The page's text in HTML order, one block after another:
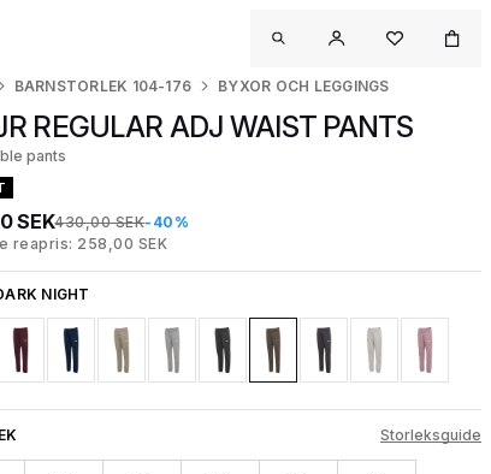
BARNSTORLEK 104-176 BYXOR OCH LEGGINGS
REGULAR ADJ WAIST PANTS
pants
SEK430,00 SEK-40%
reapris: 258,00 SEK
NIGHT
Storleksguide